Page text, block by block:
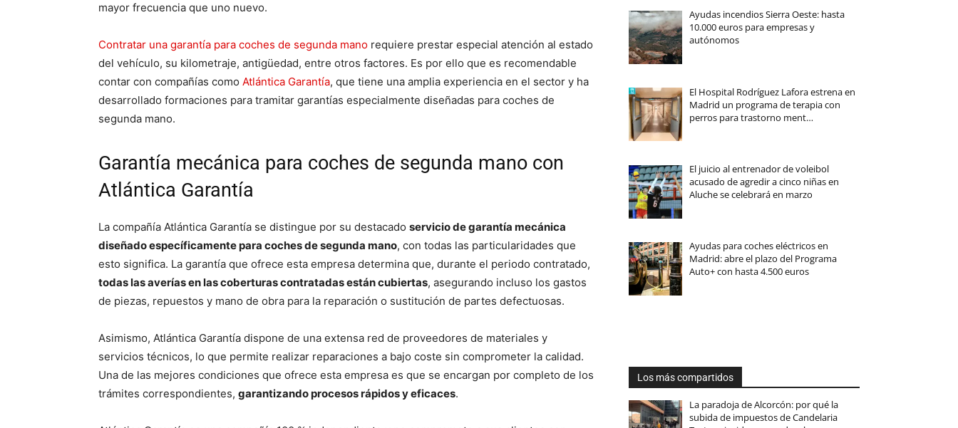
mayor frecuencia que uno nuevo.
Contratar una garantía para coches de segunda mano requiere prestar especial atención al estado
del vehículo, su kilometraje, antigüedad, entre otros factores. Es por ello que es recomendable
contar con compañías como Atlántica Garantía, que tiene una amplia experiencia en el sector y ha
desarrollado formaciones para tramitar garantías especialmente diseñadas para coches de
segunda mano.
Garantía mecánica para coches de segunda mano con
Atlántica Garantía
La compañía Atlántica Garantía se distingue por su destacado servicio de garantía mecánica
diseñado específicamente para coches de segunda mano, con todas las particularidades que
esto significa. La garantía que ofrece esta empresa determina que, durante el periodo contratado,
todas las averías en las coberturas contratadas están cubiertas, asegurando incluso los gastos
de piezas, repuestos y mano de obra para la reparación o sustitución de partes defectuosas.
Asimismo, Atlántica Garantía dispone de una extensa red de proveedores de materiales y
servicios técnicos, lo que permite realizar reparaciones a bajo coste sin comprometer la calidad.
Una de las mejores condiciones que ofrece esta empresa es que se encargan por completo de los
trámites correspondientes, garantizando procesos rápidos y eficaces.
Ayudas incendios Sierra Oeste: hasta
10.000 euros para empresas y
autónomos
El Hospital Rodríguez Lafora estrena en
Madrid un programa de terapia con
perros para trastorno ment…
El juicio al entrenador de voleibol
acusado de agredir a cinco niñas en
Aluche se celebrará en marzo
Ayudas para coches eléctricos en
Madrid: abre el plazo del Programa
Auto+ con hasta 4.500 euros
Los más compartidos
La paradoja de Alcorcón: por qué la
subida de impuestos de Candelaria